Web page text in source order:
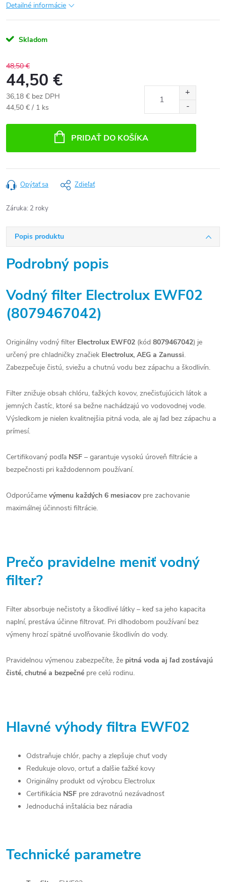
Detailné informácie
Skladom
48,50 €
44,50 €
36,18 € bez DPH
Jednotková
44,50 € / 1 ks
PRIDAŤ DO KOŠÍKA
Opýtať sa Zdieľať
Záruka: 2 roky
Popis produktu
Podrobný popis
Vodný filter Electrolux EWF02
(8079467042)
Originálny vodný filter Electrolux EWF02 (kód 8079467042) je
určený pre chladničky značiek Electrolux, AEG a Zanussi.
Zabezpečuje čistú, sviežu a chutnú vodu bez zápachu a škodlivín.
Filter znižuje obsah chlóru, ťažkých kovov, znečisťujúcich látok a
jemných častíc, ktoré sa bežne nachádzajú vo vodovodnej vode.
Výsledkom je nielen kvalitnejšia pitná voda, ale aj ľad bez zápachu a
prímesí.
Certifikovaný podľa NSF – garantuje vysokú úroveň filtrácie a
bezpečnosti pri každodennom používaní.
Odporúčame výmenu každých 6 mesiacovpre zachovanie
maximálnej účinnosti filtrácie.
Prečo pravidelne meniť vodný
filter?
Filter absorbuje nečistoty a škodlivé látky – keď sa jeho kapacita
naplní, prestáva účinne filtrovať. Pri dlhodobom používaní bez
výmeny hrozí spätné uvoľňovanie škodlivín do vody.
Pravidelnou výmenou zabezpečíte, že pitná voda aj ľad zostávajú
čisté, chutné a bezpečné pre celú rodinu.
Hlavné výhody filtra EWF02
Odstraňuje chlór, pachy a zlepšuje chuť vody
Redukuje olovo, ortuť a ďalšie ťažké kovy
Originálny produkt od výrobcu Electrolux
Certifikácia NSF pre zdravotnú nezávadnosť
Jednoduchá inštalácia bez náradia
Technické parametre